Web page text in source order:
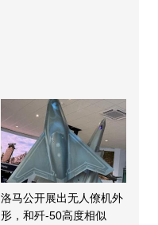
洛马公开展出无人僚机外
形，和歼-50高度相似